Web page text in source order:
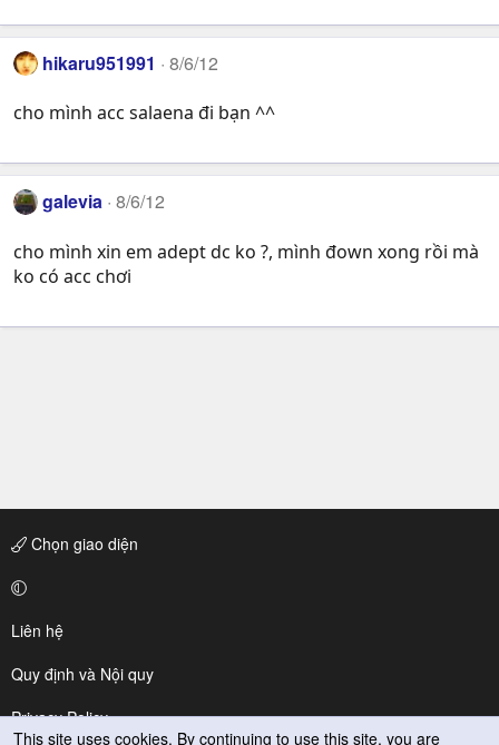
hikaru951991 8/6/12
cho mình acc salaena đi bạn ^^
galevia 8/6/12
cho mình xin em adept dc ko ?, mình đown xong rồi mà
ko có acc chơi
Chọn giao diện
Liên hệ
Quy định và Nội quy
Privacy Policy
This site uses cookies. By continuing to use this site, you are